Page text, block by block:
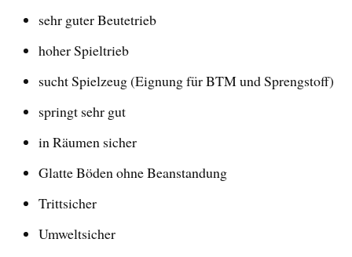
sehr guter Beutetrieb
hoher Spieltrieb
sucht Spielzeug (Eignung für BTM und Sprengstoff)
springt sehr gut
in Räumen sicher
Glatte Böden ohne Beanstandung
Trittsicher
Umweltsicher